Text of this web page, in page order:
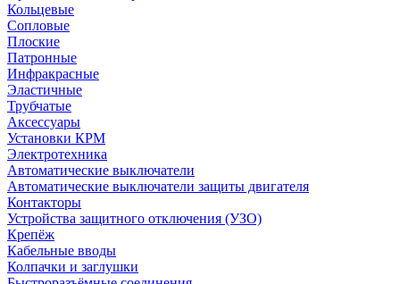
Кольцевые
Сопловые
Плоские
Патронные
Инфракрасные
Эластичные
Трубчатые
Аксессуары
Установки КРМ
Электротехника
Автоматические выключатели
Автоматические выключатели защиты двигателя
Контакторы
Устройства защитного отключения (УЗО)
Крепёж
Кабельные вводы
Колпачки и заглушки